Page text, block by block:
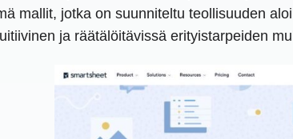
mallit, jotka on suunniteltu teollisuuden
ja räätälöitävissä erityistarpeiden